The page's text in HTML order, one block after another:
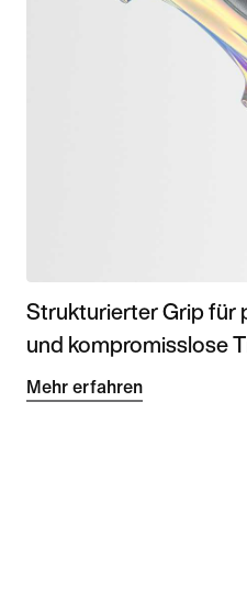
Strukturierter Grip für
und kompromisslose
Mehr erfahren